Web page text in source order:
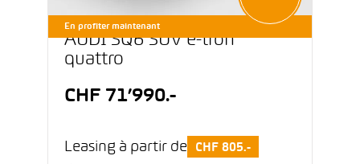
En profiter maintenant
AUDI SQ6 SUV e-tron
quattro
CHF 71’990.-
Leasing à partir de CHF 805.-